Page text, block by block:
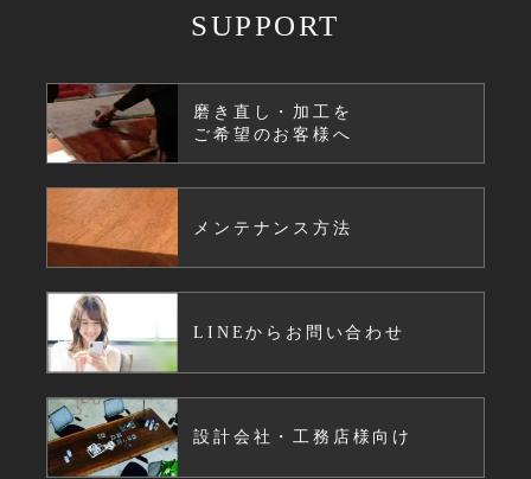
SUPPORT
磨き直し・加工を
ご希望のお客様へ
メンテナンス方法
LINEからお問い合わせ
設計会社・工務店様向け